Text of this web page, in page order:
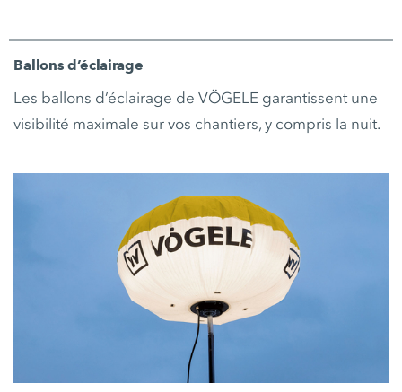
Ballons d’éclairage
Les ballons d’éclairage de VÖGELE garantissent une
visibilité maximale sur vos chantiers, y compris la nuit.